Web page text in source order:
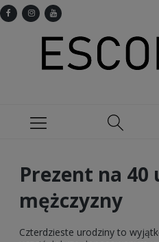
Prezent na 40
mężczyzny
Czterdzieste urodziny to